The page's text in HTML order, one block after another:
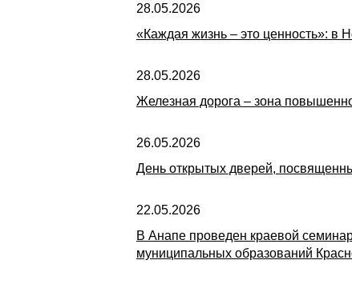
28.05.2026
«Каждая жизнь – это ценность»: в
28.05.2026
Железная дорога – зона
26.05.2026
День открытых дверей,
22.05.2026
В Анапе проведен краевой
муниципальных образований